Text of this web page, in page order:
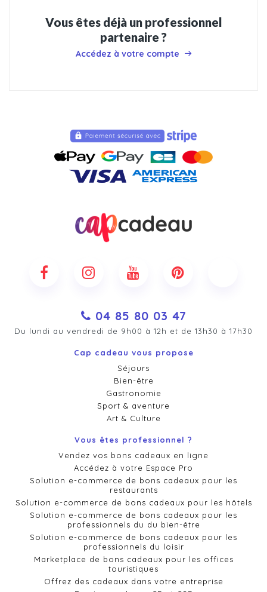
Vous êtes déjà un professionnel
partenaire ?
Accédez à votre compte
04 85 80 03 47
Du lundi au vendredi de 9h00 à 12h et de 13h30 à 17h30
Cap cadeau vous propose
Séjours
Bien-être
Gastronomie
Sport & aventure
Art & Culture
Vous êtes professionnel ?
Vendez vos bons cadeaux en ligne
Accédez à votre Espace Pro
Solution e-commerce de bons cadeaux pour les
restaurants
Solution e-commerce de bons cadeaux pour les hôtels
Solution e-commerce de bons cadeaux pour les
professionnels du du bien-être
Solution e-commerce de bons cadeaux pour les
professionnels du loisir
Marketplace de bons cadeaux pour les offices
touristiques
Offrez des cadeaux dans votre entreprise